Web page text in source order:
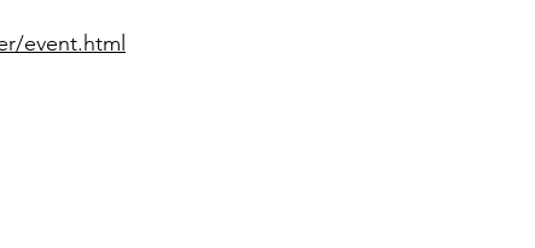
event.html